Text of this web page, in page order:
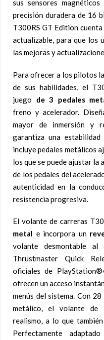
sus sensores
precisión duradera de 16
T300RS GT Edition
actualizable, para que los
las mejoras y
Para ofrecer a los pilotos
de sus habilidades, el
juego de 3 pedales
freno y acelerador.
mayor de inmersión y
garantiza una
incluye pedales metálicos
los que se puede ajustar la
de los pedales del
autenticidad en la
resistencia progresiva.
El volante de carreras
metal e incorpora un
volante desmontable al
Thrustmaster Quick
oficiales de
ofrecen un acceso
menús del sistema. Con
metálico, el volante de
realismo, a lo que
Perfectamente